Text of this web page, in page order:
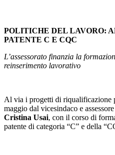
POLITICHE DEL LAVORO:
PATENTE C E CQC
L’assessorato finanzia la
reinserimento lavorativo
Al via i progetti di riqualificazione
maggio dal vicesindaco e
Cristina Usai, con il corso di
patente di categoria “C” e della